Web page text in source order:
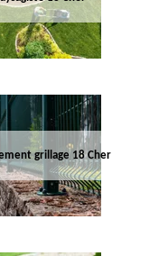
grillage 18 Cher